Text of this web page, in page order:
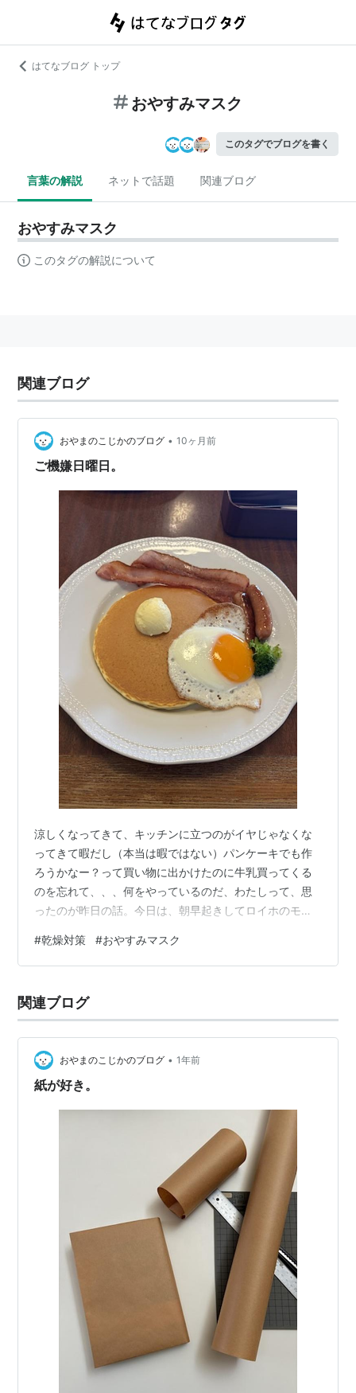
はてなブログ トップ
おやすみマスク
このタグでブログを書く
言葉の解説 ネットで話題 関連ブログ
おやすみマスク
このタグの解説について
関連ブログ
おやまのこじかのブログ • 10ヶ月前
ご機嫌日曜日。
涼しくなってきて、キッチンに立つのがイヤじゃなくな
ってきて暇だし（本当は暇ではない）パンケーキでも作
ろうかなー？って買い物に出かけたのに牛乳買ってくる
のを忘れて、、、何をやっているのだ、わたしって、思
ったのが昨日の話。今日は、朝早起きしてロイホのモー
ーキにありつけたぞ 日曜日の早起きはお得感があってい
いですね午後は、秋っぽいトートバッグが作りたくなっ
色が全然わからないけどこの生地柔らかくて優しい感じ
なので持ち手細ーくしてみましたあー今日はいい1日だっ
#乾燥対策 #おやすみマスク
関連ブログ
おやまのこじかのブログ • 1年前
紙が好き。